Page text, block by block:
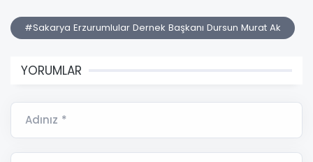
#Sakarya Erzurumlular Dernek Başkanı Dursun Murat Ak
YORUMLAR
Adınız *